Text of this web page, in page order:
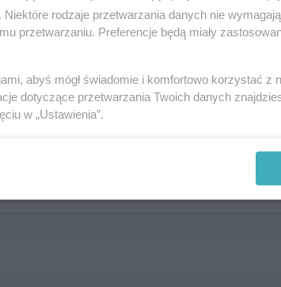
. Niektóre rodzaje przetwarzania danych nie
przetwarzaniu. Preferencje będą miały
abyś mógł świadomie i komfortowo korzystać z
dotyczące przetwarzania Twoich danych
w „Ustawienia”.